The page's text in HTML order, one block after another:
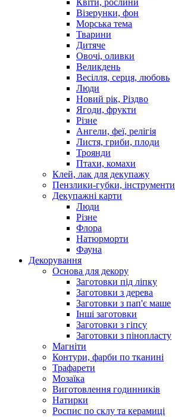
Візерунки, фон
Морська тема
Тварини
Дитяче
Овочі, оливки
Великдень
Весілля, серця, любовь
Люди
Новий рік, Різдво
Ягоди, фрукти
Різне
Ангели, феї, релігія
Листя, гриби, плоди
Троянди
Птахи, комахи
Клей, лак для декупажу
Пензлики-губки, інструменти
Декупажні карти
Люди
Різне
Флора
Натюрморти
Фауна
Декорування
Основа для декору
Заготовки під ліпку
Заготовки з дерева
Заготовки з пап'є маше
Інші заготовки
Заготовки з гіпсу
Заготовки з пінопласту
Магніти
Контури, фарби по тканині
Трафарети
Мозаїка
Виготовлення годинників
Натирки
Роспис по склу та керамиці